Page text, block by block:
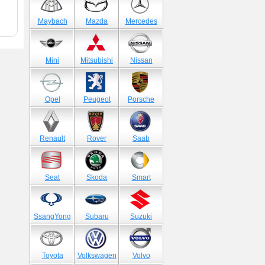
Maybach Mazda Mercedes
Mini Mitsubishi Nissan
Opel Peugeot Porsche
Renault Rover Saab
Seat Skoda Smart
SsangYong Subaru Suzuki
Toyota Volkswagen Volvo